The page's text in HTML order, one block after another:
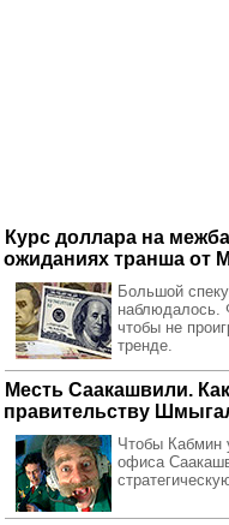
Курс доллара на
ожиданиях транша от
Большой
наблюдалось.
чтобы не
тренде.
Месть Саакашвили.
правительству
Чтобы Кабмин
офиса